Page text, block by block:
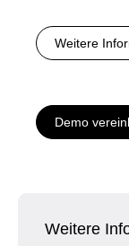
Weitere
Demo
Weitere